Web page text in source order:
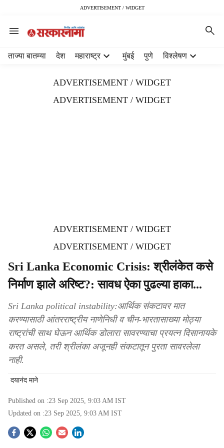
ADVERTISEMENT / WIDGET
ताज्या बातम्या देश महाराष्ट्र मुंबई पुणे विश्लेषण
ADVERTISEMENT / WIDGET
ADVERTISEMENT / WIDGET
ADVERTISEMENT / WIDGET
ADVERTISEMENT / WIDGET
Sri Lanka Economic Crisis: श्रीलंकेत कसे
निर्माण झाले अरिष्ट?: सावध ऐका पुढल्या हाका...
Sri Lanka political instability:आर्थिक संकटावर मात
करण्यासाठी आंतरराष्ट्रीय नाणेनिधी व चीन-भारतासाख्या मोठ्या
राष्‍ट्रांची साथ घेऊन आर्थिक डोलारा सावरण्याचा प्रयत्न दिसानायके
करत असले, तरी श्रीलंका अजूनही संकटातून पुरता सावरलेला
नाही.
दयानंद माने
Published on :23 Sep 2025, 9:03 AM IST
Updated on :23 Sep 2025, 9:03 AM IST
S